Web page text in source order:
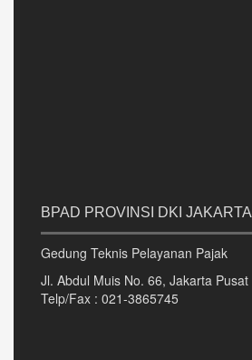
BPAD PROVINSI DKI JAKARTA
Gedung Teknis Pelayanan Pajak
Jl. Abdul Muis No. 66, Jakarta Pusat
Telp/Fax : 021-3865745